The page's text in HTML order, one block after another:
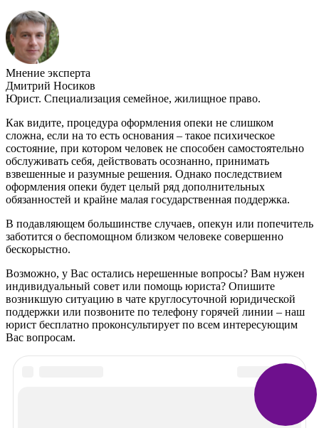
Мнение эксперта
Дмитрий Носиков
Юрист. Специализация семейное, жилищное право.
Как видите, процедура оформления опеки не слишком
сложна, если на то есть основания – такое психическое
состояние, при котором человек не способен самостоятельно
обслуживать себя, действовать осознанно, принимать
взвешенные и разумные решения. Однако последствием
оформления опеки будет целый ряд дополнительных
обязанностей и крайне малая государственная поддержка.
В подавляющем большинстве случаев, опекун или попечитель
заботится о беспомощном близком человеке совершенно
бескорыстно.
Возможно, у Вас остались нерешенные вопросы? Вам нужен
индивидуальный совет или помощь юриста? Опишите
возникшую ситуацию в чате круглосуточной юридической
поддержки или позвоните по телефону горячей линии – наш
юрист бесплатно проконсультирует по всем интересующим
Вас вопросам.